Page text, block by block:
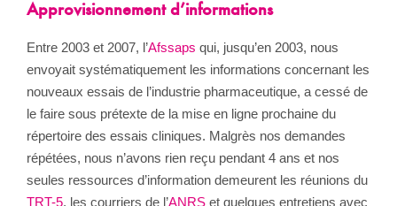
Approvisionnement d’informations
Entre 2003 et 2007, l’Afssaps qui, jusqu’en 2003, nous
envoyait systématiquement les informations concernant les
nouveaux essais de l’industrie pharmaceutique, a cessé de
le faire sous prétexte de la mise en ligne prochaine du
répertoire des essais cliniques. Malgrès nos demandes
répétées, nous n’avons rien reçu pendant 4 ans et nos
seules ressources d’information demeurent les réunions du
TRT-5, les courriers de l’ANRS et quelques entretiens avec